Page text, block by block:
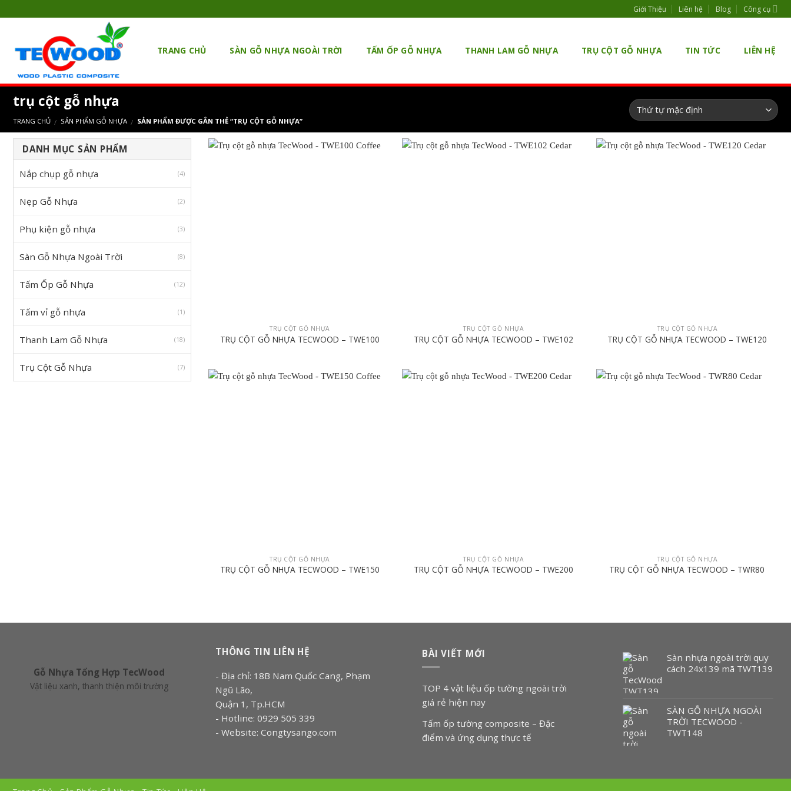
to
Giới Thiệu Liên hệ Blog Công cụ
TRANG CHỦ SÀN GỖ NHỰA NGOÀI TRỜI TẤM ỐP GỖ NHỰA THANH LAM GỖ NHỰA TRỤ CỘT GỖ NHỰA TIN TỨC LIÊN HỆ
trụ cột gỗ nhựa
TRANG CHỦ / SẢN PHẨM GỖ NHỰA / SẢN PHẨM ĐƯỢC GẮN THẺ “TRỤ CỘT GỖ NHỰA”
DANH MỤC SẢN PHẨM
Nắp chụp gỗ nhựa (4)
Nẹp Gỗ Nhựa (2)
Phụ kiện gỗ nhựa (3)
Sàn Gỗ Nhựa Ngoài Trời (8)
Tấm Ốp Gỗ Nhựa (12)
Tấm vỉ gỗ nhựa (1)
Thanh Lam Gỗ Nhựa (18)
Trụ Cột Gỗ Nhựa (7)
TRỤ CỘT GỖ NHỰA
TRỤ CỘT GỖ NHỰA TECWOOD – TWE100
TRỤ CỘT GỖ NHỰA
TRỤ CỘT GỖ NHỰA TECWOOD – TWE102
TRỤ CỘT GỖ NHỰA
TRỤ CỘT GỖ NHỰA TECWOOD – TWE120
TRỤ CỘT GỖ NHỰA
TRỤ CỘT GỖ NHỰA TECWOOD – TWE150
TRỤ CỘT GỖ NHỰA
TRỤ CỘT GỖ NHỰA TECWOOD – TWE200
TRỤ CỘT GỖ NHỰA
TRỤ CỘT GỖ NHỰA TECWOOD – TWR80
Gỗ Nhựa Tổng Hợp TecWood
Vật liệu xanh, thanh thiện môi trường
THÔNG TIN LIÊN HỆ
- Địa chỉ: 18B Nam Quốc Cang, Phạm
Ngũ Lão,
Quận 1, Tp.HCM
- Hotline: 0929 505 339
- Website: Congtysango.com
BÀI VIẾT MỚI
TOP 4 vật liệu ốp tường ngoài trời
giá rẻ hiện nay
Tấm ốp tường composite – Đặc
điểm và ứng dụng thực tế
Sàn nhựa ngoài trời quy
cách 24x139 mã TWT139
SÀN GỖ NHỰA NGOÀI
TRỜI TECWOOD -
TWT148